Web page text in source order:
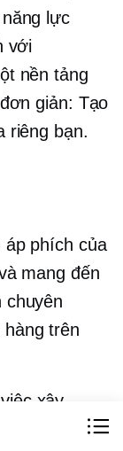
lực
với
nền tảng
giản: Tạo
riêng bạn.
áp phích của
mang đến
chuyên
trên
xây
đi
quyền